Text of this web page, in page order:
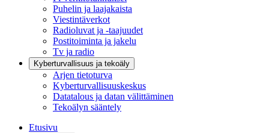
Puhelin ja laajakaista
Viestintäverkot
Radioluvat ja -taajuudet
Postitoiminta ja jakelu
Tv ja radio
Kyberturvallisuus ja tekoäly
Arjen tietoturva
Kyberturvallisuuskeskus
Datatalous ja datan välittäminen
Tekoälyn sääntely
Etusivu